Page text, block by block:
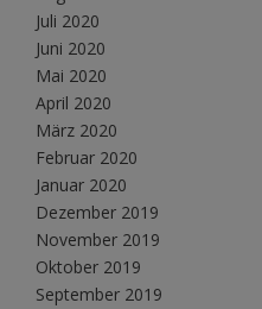
Juli 2020
Juni 2020
Mai 2020
April 2020
März 2020
Februar 2020
Januar 2020
Dezember 2019
November 2019
Oktober 2019
September 2019